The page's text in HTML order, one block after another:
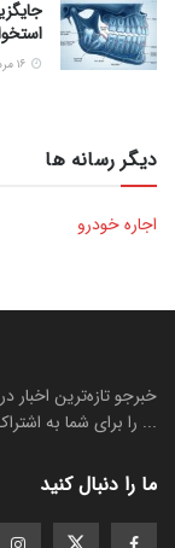
دیگر رسانه ها
اجاره خودرو
خبرجو تازه‌ترین اخبار
... را برای شما به
ما را دنبال کنید